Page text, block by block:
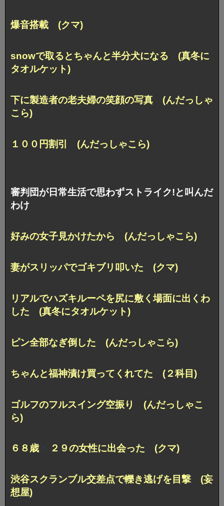
爆音搭載 (クマ)
snowで取るとちゃんと半分犬になる (真冬に
タオルケット)
下に製造者の老夫婦の笑顔の写真 (んだっしゃ
こら)
１００円割引 (んだっしゃこら)
審判団が日常生活で思わずストライク!と叫んだ
わけ
好みの女子見かけたから (んだっしゃこら)
妻がスリッパでゴキブリ叩いた (クマ)
リアルでハズキルーペを尻に敷く場面に出くわ
した (真冬にタオルケット)
ピン全部なぎ倒した (んだっしゃこら)
ちゃんと福神漬け買ってくれてた (２科目)
ゴルフのフルスイング空振り (んだっしゃこ
ら)
６８歳 ２９の女性に出会った (クマ)
渋谷スクランブル交差点で轢き逃げを目撃 (妄
想屋)